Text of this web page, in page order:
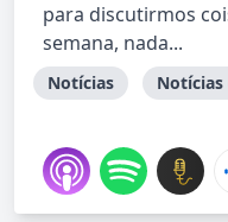
para discutirmos
semana, nada...
Notícias